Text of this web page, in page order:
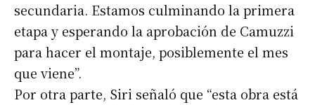
secundaria. Estamos culminando la primera
etapa y esperando la aprobación de Camuzzi
para hacer el montaje, posiblemente el mes
que viene”.
Por otra parte, Siri señaló que “esta obra está